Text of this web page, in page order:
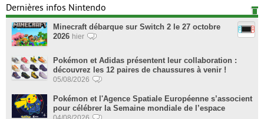
Dernières infos Nintendo
Minecraft débarque sur Switch 2 le 27 octobre
2026 hier
Pokémon et Adidas présentent leur collaboration :
découvrez les 12 paires de chaussures à venir !
05/08/2026
Pokémon et l'Agence Spatiale Européenne s’associent
pour célébrer la Semaine mondiale de l’espace